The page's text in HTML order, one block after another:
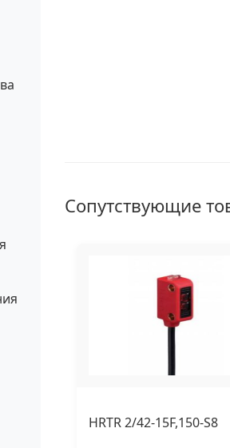
Сопутствующие
HRTR 2/42-15F,150-S8